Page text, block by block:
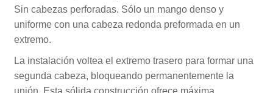
Sin cabezas perforadas. Sólo un mango denso y
uniforme con una cabeza redonda preformada en un
extremo.
La instalación voltea el extremo trasero para formar una
segunda cabeza, bloqueando permanentemente la
unión. Esta sólida construcción ofrece máxima